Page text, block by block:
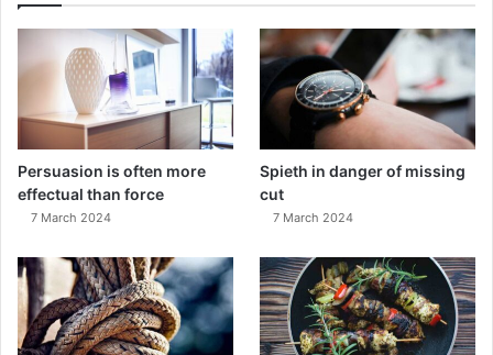
Persuasion is often more
effectual than force
7 March 2024
Spieth in danger of missing
cut
7 March 2024